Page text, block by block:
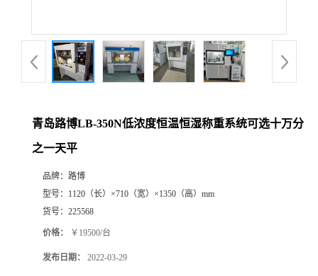
品
青岛路博LB-350N低浓度恒温恒湿称重系统可选十万分
之一天平
品牌： 路博
型号： 1120（长）×710（宽）×1350（高）mm
货号： 225568
价格： ￥19500/台
发布日期： 2022-03-29